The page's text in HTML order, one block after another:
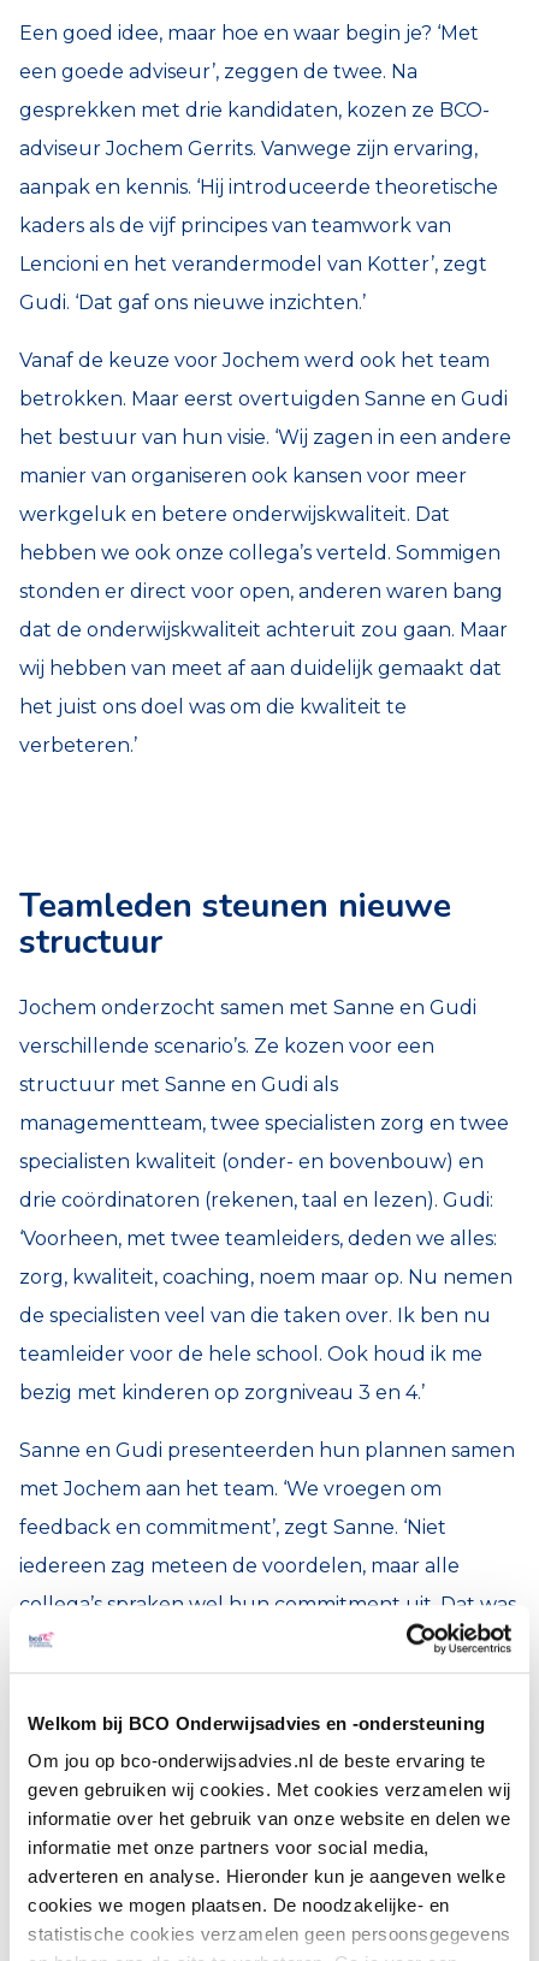
Welkom bij BCO Onderwijsadvies en -ondersteuning
Om jou op bco-onderwijsadvies.nl de beste ervaring te
geven gebruiken wij cookies. Met cookies verzamelen wij
informatie over het gebruik van onze website en delen we
informatie met onze partners voor social media,
adverteren en analyse. Hieronder kun je aangeven welke
cookies we mogen plaatsen. De noodzakelijke- en
statistische cookies verzamelen geen persoonsgegevens
Een goed idee, maar hoe en waar begin je? ‘Met
een goede adviseur’, zeggen de twee. Na
gesprekken met drie kandidaten, kozen ze BCO-
adviseur Jochem Gerrits. Vanwege zijn ervaring,
aanpak en kennis. ‘Hij introduceerde theoretische
kaders als de vijf principes van teamwork van
Lencioni en het verandermodel van Kotter’, zegt
Gudi. ‘Dat gaf ons nieuwe inzichten.’
Vanaf de keuze voor Jochem werd ook het team
betrokken. Maar eerst overtuigden Sanne en Gudi
het bestuur van hun visie. ‘Wij zagen in een andere
manier van organiseren ook kansen voor meer
werkgeluk en betere onderwijskwaliteit. Dat
hebben we ook onze collega’s verteld. Sommigen
stonden er direct voor open, anderen waren bang
dat de onderwijskwaliteit achteruit zou gaan. Maar
wij hebben van meet af aan duidelijk gemaakt dat
het juist ons doel was om die kwaliteit te
verbeteren.’
Teamleden steunen nieuwe
structuur
Jochem onderzocht samen met Sanne en Gudi
verschillende scenario’s. Ze kozen voor een
structuur met Sanne en Gudi als
managementteam, twee specialisten zorg en twee
specialisten kwaliteit (onder- en bovenbouw) en
drie coördinatoren (rekenen, taal en lezen). Gudi:
‘Voorheen, met twee teamleiders, deden we alles:
zorg, kwaliteit, coaching, noem maar op. Nu nemen
de specialisten veel van die taken over. Ik ben nu
teamleider voor de hele school. Ook houd ik me
bezig met kinderen op zorgniveau 3 en 4.’
Sanne en Gudi presenteerden hun plannen samen
met Jochem aan het team. ‘We vroegen om
feedback en commitment’, zegt Sanne. ‘Niet
iedereen zag meteen de voordelen, maar alle
collega’s spraken wel hun commitment uit. Dat was
een mooi moment. Daarna konden we het plan
uitvoeren, zodat we in schooljaar 2024/2025 met de
nieuwe werkwijze konden beginnen.’ Geschikte
specialisten en coördinatoren dienden zich vanzelf
aan. ‘De LC-leerkrachten gaven zelf aan welke rol
bij hen paste. Dat liep heel soepel.’